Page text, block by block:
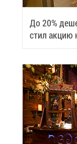
До 20%
стил ак­цию